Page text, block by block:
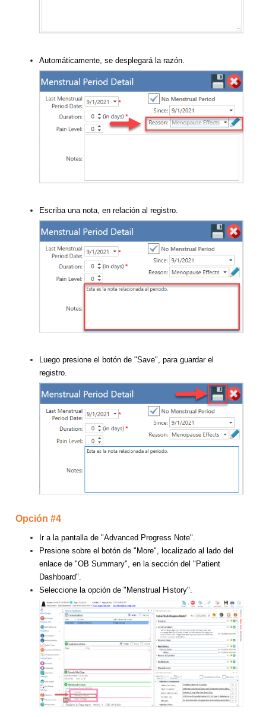
Automáticamente, se desplegará la razón.
Escriba una nota, en relación al registro.
Luego presione el botón de "Save", para guardar el
registro.
Opción #4
Ir a la pantalla de "Advanced Progress Note".
Presione sobre el botón de "More", localizado al lado del
enlace de "OB Summary", en la sección del "Patient
Dashboard".
Seleccione la opción de "Menstrual History".